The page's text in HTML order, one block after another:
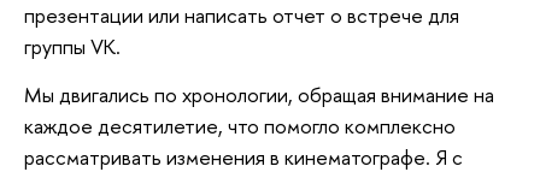
презентации или написать отчет о встрече для
группы VK.
Мы двигались по хронологии, обращая внимание на
каждое десятилетие, что помогло комплексно
рассматривать изменения в кинематографе. Я с